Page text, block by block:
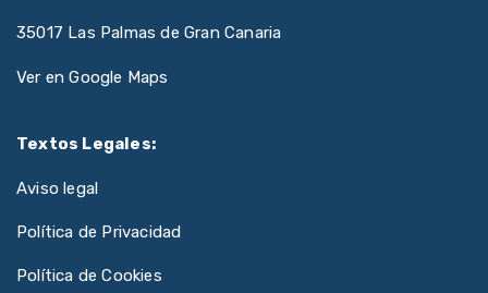
35017 Las Palmas de Gran Canaria
Ver en Google Maps
Textos Legales:
Aviso legal
Política de Privacidad
Política de Cookies